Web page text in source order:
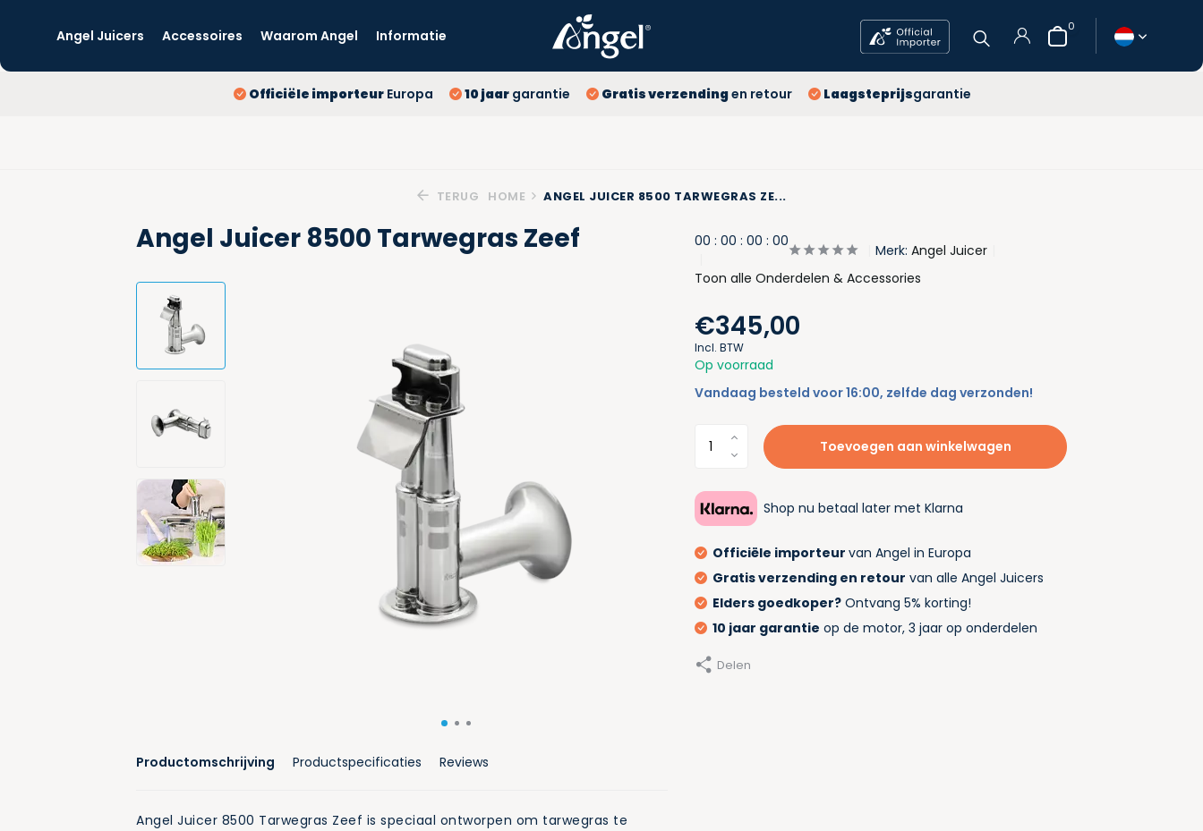
Angel Juicers Accessoires Waarom Angel Informatie
10 jaar
Gratis verzending
0
Officiële importeurEuropa 10 jaargarantie Gratis verzendingen retour Laagsteprijsgarantie
TERUG HOME ANGEL JUICER 8500 TARWEGRAS ZE...
Angel Juicer 8500 Tarwegras Zeef
Productomschrijving Productspecificaties Reviews
Angel Juicer 8500 Tarwegras Zeef is speciaal ontworpen om tarwegras te
00 :00 :00 :00
Merk:Angel Juicer
Toon alle Onderdelen & Accessories
€345,00
Incl. BTW
Op voorraad
Vandaag besteld voor 16:00, zelfde dag verzonden!
Toevoegen aan winkelwagen
Shop nu betaal later met Klarna
Officiële importeurvan Angel in Europa
Gratis verzending en retour van alle Angel Juicers
Elders goedkoper? Ontvang 5% korting!
10 jaar garantie op de motor, 3 jaar op onderdelen
Delen